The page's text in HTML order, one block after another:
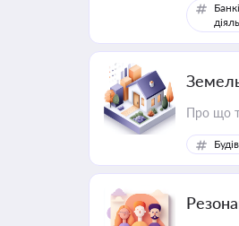
Про що